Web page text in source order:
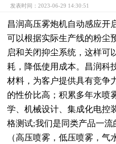
发表时间：2023-06-29 14:30:51
昌润高压雾炮机自动感应开
可以根据实际生产线的粉尘
启和关闭抑尘系统，这样可
耗，降低使用成本。昌润科
材料，为客户提供具有竞争
的性价比高；积累多年水喷
学、机械设计、集成化电控
格测试;我们是同类产品一
（高压喷雾，低压喷雾，